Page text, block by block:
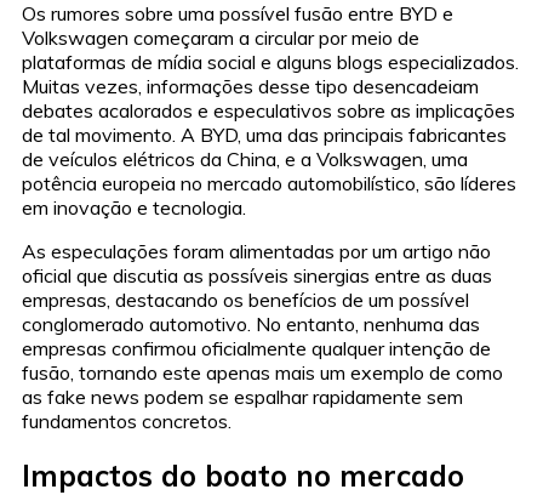
Os rumores sobre uma possível fusão entre BYD e
Volkswagen começaram a circular por meio de
plataformas de mídia social e alguns blogs especializados.
Muitas vezes, informações desse tipo desencadeiam
debates acalorados e especulativos sobre as implicações
de tal movimento. A BYD, uma das principais fabricantes
de veículos elétricos da China, e a Volkswagen, uma
potência europeia no mercado automobilístico, são líderes
em inovação e tecnologia.
As especulações foram alimentadas por um artigo não
oficial que discutia as possíveis sinergias entre as duas
empresas, destacando os benefícios de um possível
conglomerado automotivo. No entanto, nenhuma das
empresas confirmou oficialmente qualquer intenção de
fusão, tornando este apenas mais um exemplo de como
as fake news podem se espalhar rapidamente sem
fundamentos concretos.
Impactos do boato no mercado